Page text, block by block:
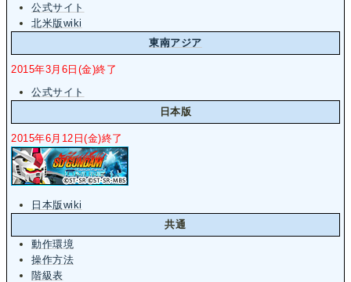
公式サイト
北米版wiki
東南アジア
2015年3月6日(金)終了
公式サイト
日本版
2015年6月12日(金)終了
日本版wiki
共通
動作環境
操作方法
階級表